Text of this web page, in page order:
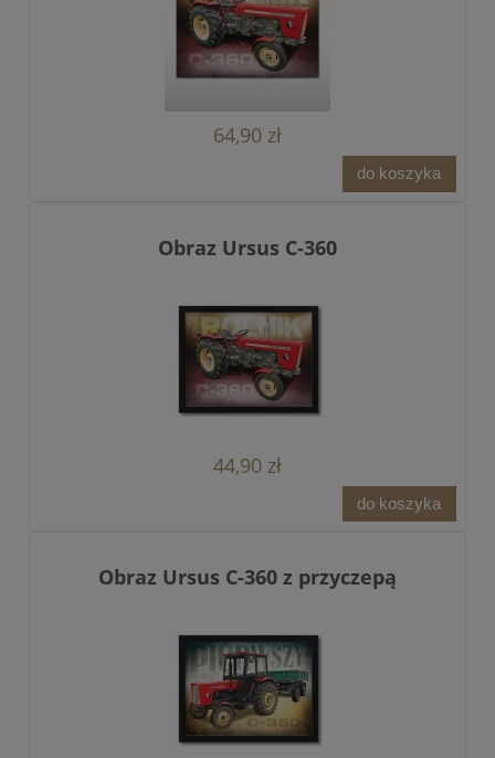
64,90 zł
do koszyka
Obraz Ursus C-360
44,90 zł
do koszyka
Obraz Ursus C-360 z przyczepą